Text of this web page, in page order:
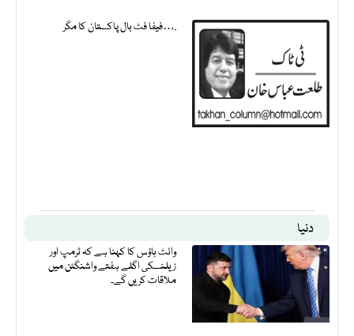
فیفا فٹ بال پاکستان کا مگر….
دنیا
وائٹ ہاؤس کا کہنا ہے کہ ٹرمپ اور
زیلنسکی اگلے ہفتے واشنگٹن میں
ملاقات کریں گے۔